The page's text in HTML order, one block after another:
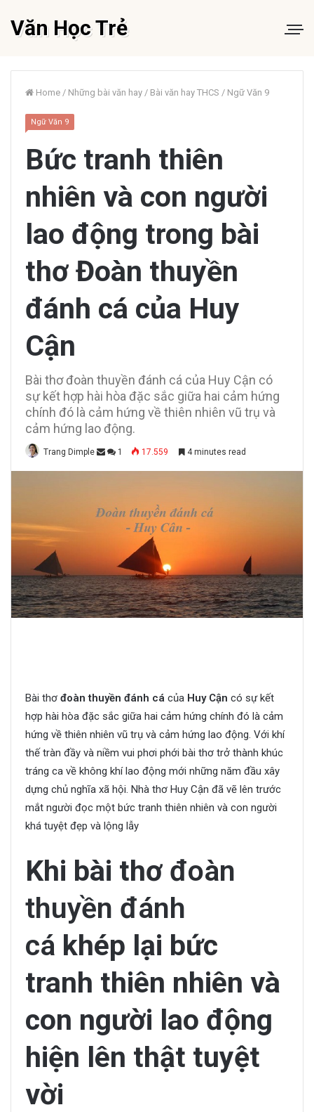
Văn Học Trẻ
Home / Những bài văn hay / Bài văn hay THCS / Ngữ Văn 9
Ngữ Văn 9
Bức tranh thiên
nhiên và con người
lao động trong bài
thơ Đoàn thuyền
đánh cá của Huy
Cận
Bài thơ đoàn thuyền đánh cá của Huy Cận có
sự kết hợp hài hòa đặc sắc giữa hai cảm hứng
chính đó là cảm hứng về thiên nhiên vũ trụ và
cảm hứng lao động.
Trang Dimple 1 17.559 4 minutes read
Bài thơ đoàn thuyền đánh cá của Huy Cận có sự kết
hợp hài hòa đặc sắc giữa hai cảm hứng chính đó là cảm
hứng về thiên nhiên vũ trụ và cảm hứng lao động. Với khí
thế tràn đầy và niềm vui phơi phới bài thơ trở thành khúc
tráng ca về không khí lao động mới những năm đầu xây
dựng chủ nghĩa xã hội. Nhà thơ Huy Cận đã vẽ lên trước
mắt người đọc một bức tranh thiên nhiên và con người
khá tuyệt đẹp và lộng lẫy
Khi bài thơ đoàn
thuyền đánh
cá khép lại bức
tranh thiên nhiên và
con người lao động
hiện lên thật tuyệt
vời